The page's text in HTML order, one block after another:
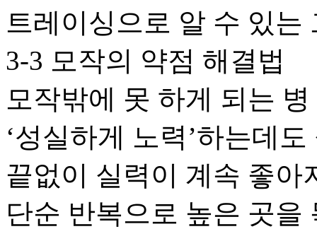
트레이싱으로 알 수 있는
3-3 모작의 약점 해결법
모작밖에 못 하게 되는 병
‘성실하게 노력’하는데
끝없이 실력이 계속 좋
단순 반복으로 높은 곳을